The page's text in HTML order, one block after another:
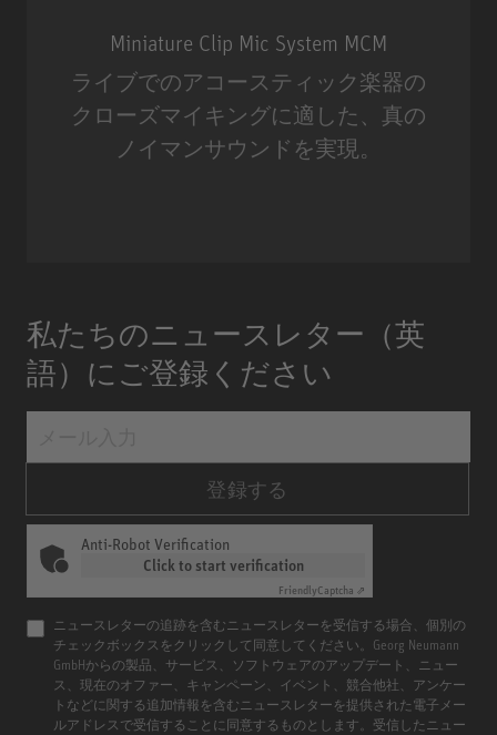
Miniature Clip Mic System MCM
ライブでのアコースティック楽器の
クローズマイキングに適した、真の
ノイマンサウンドを実現。
私たちのニュースレター（英
語）にご登録ください
登録する
Anti-Robot Verification
Click to start verification
FriendlyCaptcha ⇗
ニュースレターの追跡を含むニュースレターを受信する場合、個別の
チェックボックスをクリックして同意してください。Georg Neumann
GmbHからの製品、サービス、ソフトウェアのアップデート、ニュー
ス、現在のオファー、キャンペーン、イベント、競合他社、アンケー
トなどに関する追加情報を含むニュースレターを提供された電子メー
ルアドレスで受信することに同意するものとします。受信したニュー